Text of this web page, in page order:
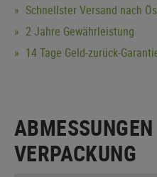
Schnellster Versand nach
2 Jahre Gewährleistung
14 Tage Geld-zurück-
VERPACKUNG